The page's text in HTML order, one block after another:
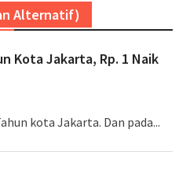
Alternatif)
Kota Jakarta, Rp. 1 Naik
kota Jakarta. Dan pada...